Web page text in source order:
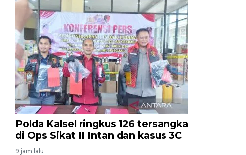
Polda Kalsel ringkus 126 tersangka
di Ops Sikat II Intan dan kasus 3C
9 jam lalu